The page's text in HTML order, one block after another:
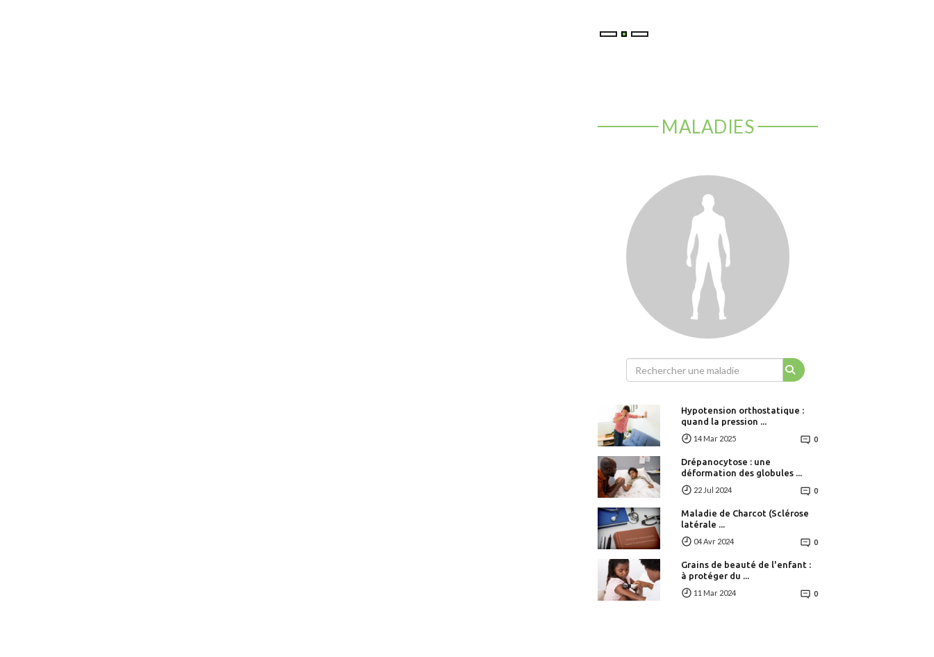
MALADIES
Hypotension orthostatique :
quand la pression ...
14 Mar 2025 0
Drépanocytose : une
déformation des globules ...
22 Jul 2024 0
Maladie de Charcot (Sclérose
latérale ...
04 Avr 2024 0
Grains de beauté de l'enfant :
à protéger du ...
11 Mar 2024 0